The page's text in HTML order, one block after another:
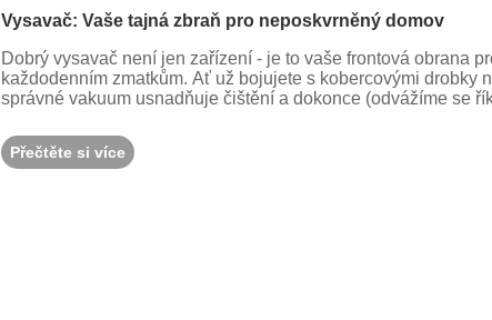
Vysavač: Vaše tajná zbraň pro neposkvrněný domov
Dobrý vysavač není jen zařízení - je to vaše frontová obrana
každodenním zmatkům. Ať už bojujete s kobercovými drobky
správné vakuum usnadňuje čištění a dokonce (odvážíme se
Přečtěte si více